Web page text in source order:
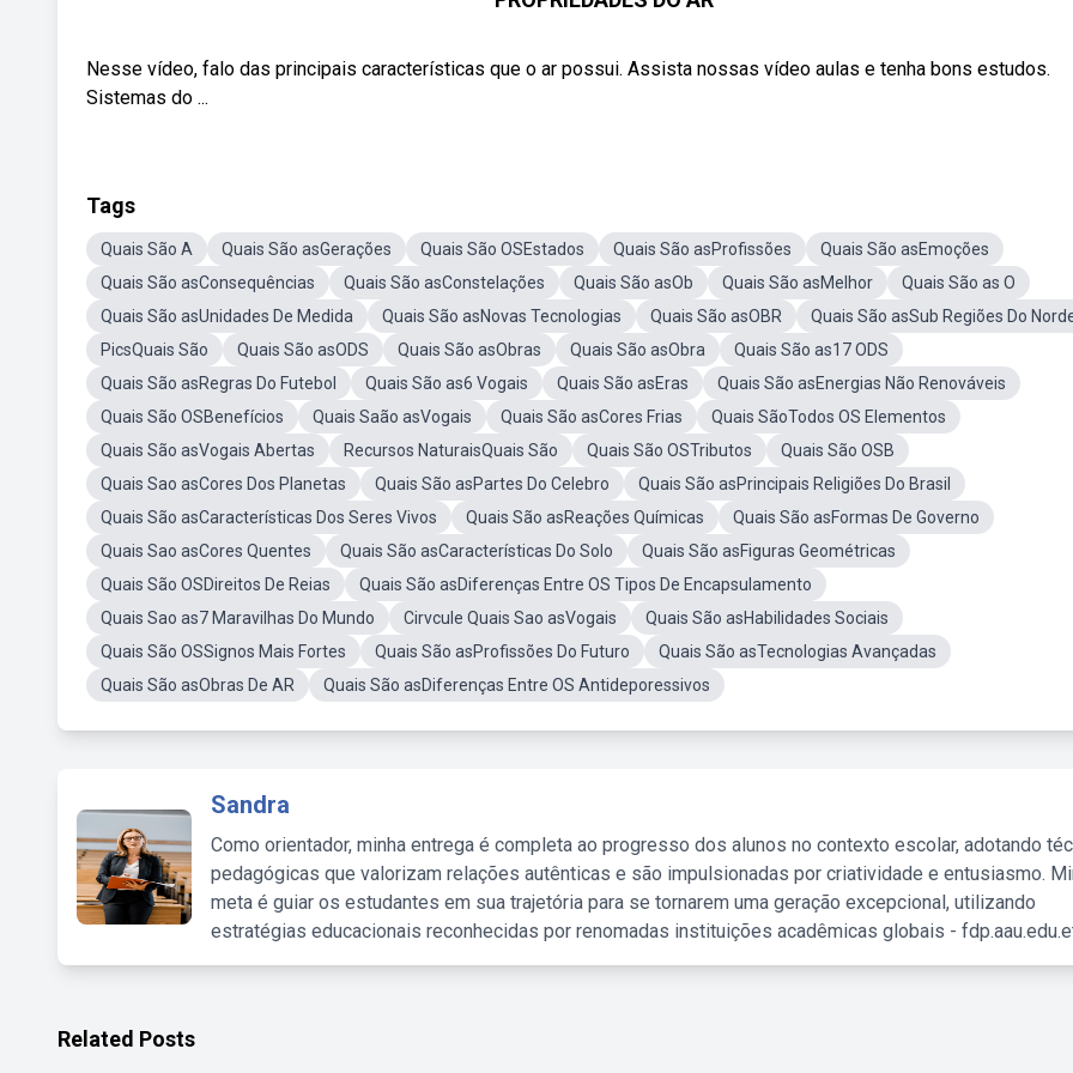
Nesse vídeo, falo das principais características que o ar possui. Assista nossas vídeo aulas e tenha bons estudos.
Sistemas do ...
Tags
Quais São A Quais São asGerações Quais São OSEstados Quais São asProfissões
Quais São asEmoções
Quais São asConsequências
Quais São asConstelações Quais São asOb Quais São asMelhor
Quais São as O
Quais São asUnidades De Medida
Quais São asNovas Tecnologias Quais São asOBR
Quais São asSub Regiões Do
PicsQuais São
Quais São asODS Quais São asObras Quais São asObra
Quais São as17 ODS
Quais São asRegras Do Futebol
Quais São as6 Vogais Quais São asEras
Quais São asEnergias Não Renováveis
Quais São OSBenefícios
Quais Saão asVogais Quais São asCores Frias
Quais SãoTodos OS Elementos
Quais São asVogais Abertas
Recursos NaturaisQuais São Quais São OSTributos
Quais São OSB
Quais Sao asCores Dos Planetas
Quais São asPartes Do Celebro
Quais São asPrincipais Religiões Do Brasil
Quais São asCaracterísticas Dos Seres Vivos
Quais São asReações Químicas
Quais São asFormas De Governo
Quais Sao asCores Quentes
Quais São asCaracterísticas Do Solo
Quais São asFiguras Geométricas
Quais São OSDireitos De Reias
Quais São asDiferenças Entre OS Tipos De Encapsulamento
Quais Sao as7 Maravilhas Do Mundo
Cirvcule Quais Sao asVogais
Quais São asHabilidades Sociais
Quais São OSSignos Mais Fortes
Quais São asProfissões Do Futuro
Quais São asTecnologias Avançadas
Quais São asObras De AR
Quais São asDiferenças Entre OS Antideporessivos
Sandra
Como orientador, minha entrega é completa ao progresso dos alunos no contexto escolar, adotando
pedagógicas que valorizam relações autênticas e são impulsionadas por criatividade e entusiasmo.
meta é guiar os estudantes em sua trajetória para se tornarem uma geração excepcional, utilizando
estratégias educacionais reconhecidas por renomadas instituições acadêmicas globais -
Related Posts